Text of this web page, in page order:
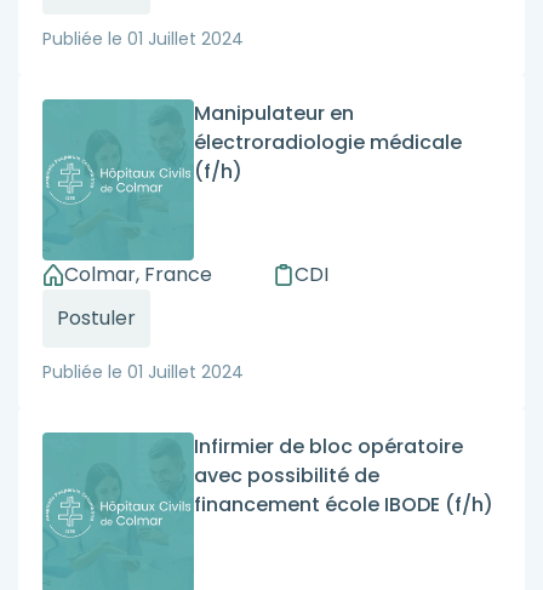
Publiée le 01 Juillet 2024
Manipulateur en
électroradiologie médicale
(f/h)
Colmar, France
CDI
Postuler
Publiée le 01 Juillet 2024
Infirmier de bloc opératoire
avec possibilité de
financement école IBODE (f/h)